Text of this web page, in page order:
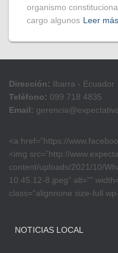
organismo
cargo algunos Leer más
Dirección: Ibarra - Ecuador
Teléfono: 099 718 4835
Email:
<a href=”https://
<img src=”http://
content/uploads/2021/10/
10.45.12-8.jpeg” alt=””
class=”alignnone size-full
NOTICIAS LOCAL